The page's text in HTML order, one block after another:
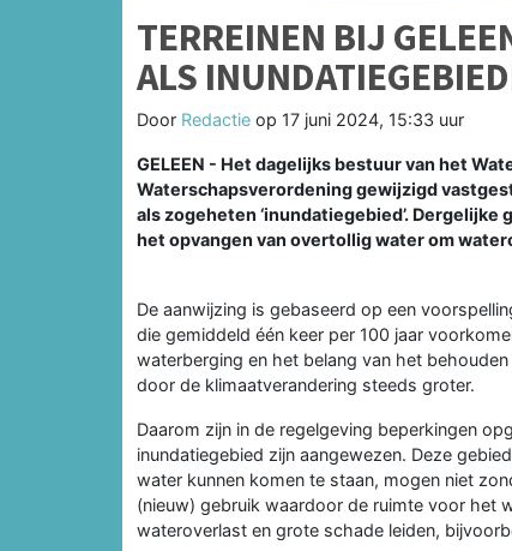
TERREINEN BIJ
ALS
Door Redactie op 17 juni 2024, 15:33 uur
GELEEN - Het dagelijks bestuur van het
Waterschapsverordening gewijzigd
als zogeheten ‘inundatiegebied’.
het opvangen van overtollig water om
De aanwijzing is gebaseerd op een
die gemiddeld één keer per 100 jaar
waterberging en het belang van het
door de klimaatverandering steeds groter.
Daarom zijn in de regelgeving beperkingen
inundatiegebied zijn aangewezen. Deze
water kunnen komen te staan, mogen niet
(nieuw) gebruik waardoor de ruimte voor het
wateroverlast en grote schade leiden,